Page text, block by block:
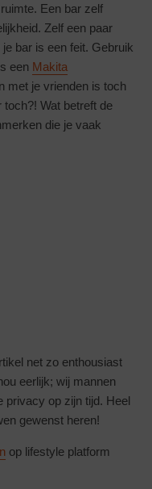
Een bar zelf
Zelf een paar
bar is een feit. Gebruik
een Makita
met je vrienden is toch
Wat betreft de
die je vaak
net zo enthousiast
eerlijk; wij mannen
privacy op zijn tijd. Heel
gewenst heren!
op lifestyle platform